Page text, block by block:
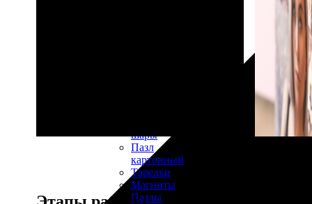
шары
Пазл
картонный
Тарелки
Магниты
Пазлы